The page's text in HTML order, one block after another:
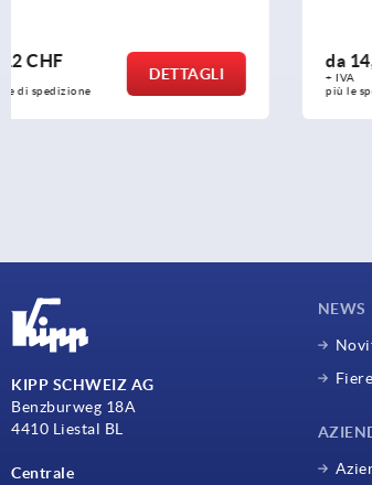
da14,02 CHF
più le spese di spedizione
KIPP SCHWEIZ AG
Benzburweg 18A
4410 Liestal BL
Centrale
NEWS
Fiere